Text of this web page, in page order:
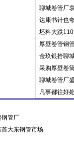
聊城卷管厂
达康书计也
坯料大跌
厚壁卷管钢
金玖银拾聊
采购厚壁卷
聊城卷管厂
凡事都往好
钢管厂
大东钢管市场